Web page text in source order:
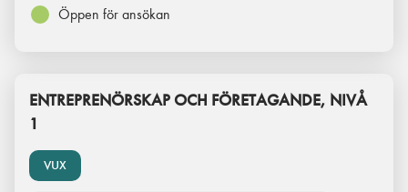
Öppen för ansökan
VUX
ENTREPRENÖRSKAP OCH FÖRETAGANDE, NIVÅ
1